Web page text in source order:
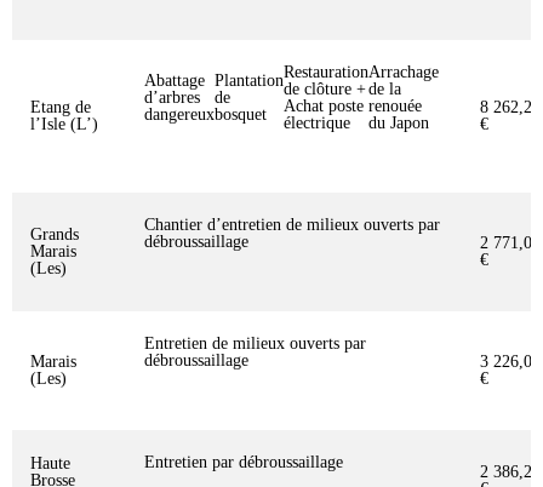
Etang de
l’Isle (L’)
Abattage
d’arbres
dangereux
Plantation
de
bosquet
Restauration
de clôture +
Achat poste
électrique
Arrachage
de la
renouée
du Japon
8 262,23
€
Grands
Marais
(Les)
Chantier d’entretien de milieux ouverts par
débroussaillage
2 771,05
€
Marais
(Les)
Entretien de milieux ouverts par
débroussaillage
3 226,07
€
Haute
Brosse
Entretien par débroussaillage
2 386,20